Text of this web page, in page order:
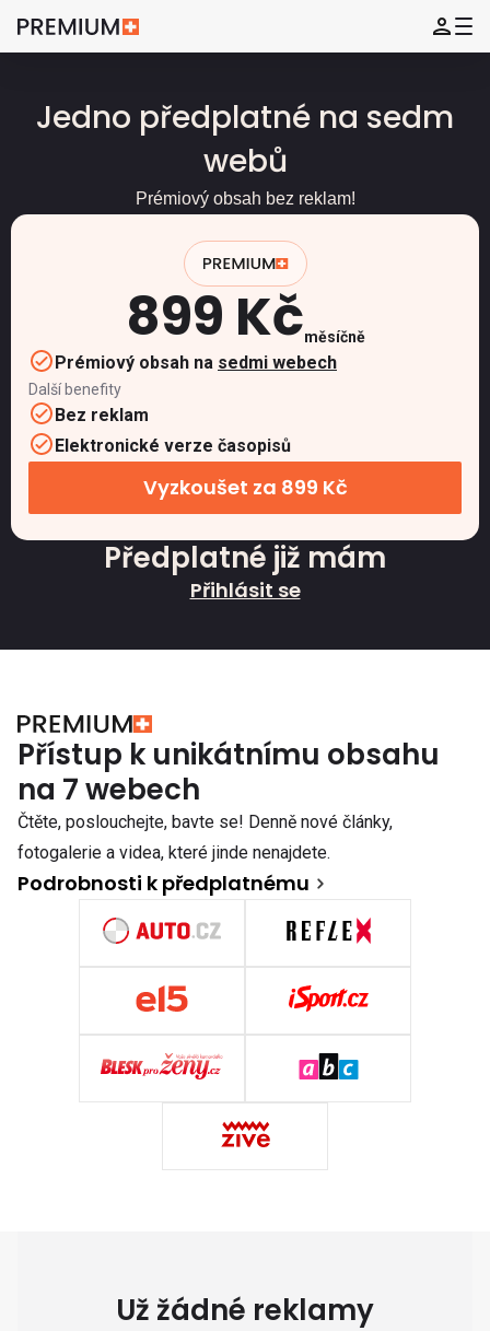
Jedno předplatné na sedm
webů
Prémiový obsah bez reklam!
899 Kčměsíčně
Prémiový obsah na sedmi webech
Další benefity
Bez reklam
Elektronické verze časopisů
Vyzkoušet za 899 Kč
Předplatné již mám
Přihlásit se
Přístup k unikátnímu obsahu
na 7 webech
Čtěte, poslouchejte, bavte se! Denně nové články,
fotogalerie a videa, které jinde nenajdete.
Podrobnosti k předplatnému
Už žádné reklamy